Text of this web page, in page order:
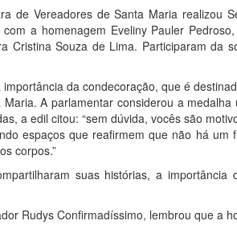
de Vereadores de Santa Maria realizou
a homenagem Eveliny Pauler
Cristina Souza de Lima. Participaram da
da condecoração, que é
A parlamentar considerou a
a edil citou: “sem dúvida, vocês são
espaços que reafirmem que não há
corpos.”
suas histórias, a
Rudys Confirmadíssimo, lembrou que a